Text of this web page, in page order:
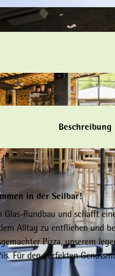
Beschreibung
in der Seilbar!
Rundbau und schafft
Alltag zu entfliehen und
Pizza, unserem
Für den perfekten